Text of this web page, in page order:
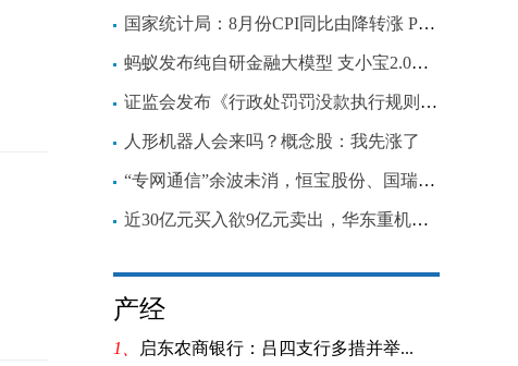
国家统计局：8月份CPI同比由降转涨 PPI同比降幅收窄
蚂蚁发布纯自研金融大模型 支小宝2.0、支小助即将上线
证监会发布《行政处罚罚没款执行规则》，将持续加大行政处罚执行力度
人形机器人会来吗？概念股：我先涨了
“专网通信”余波未消，恒宝股份、国瑞科技拟被证监会处罚
近30亿元买入欲9亿元卖出，华东重机告别工业母机又在光伏下重注
产经
1、
启东农商银行：吕四支行多措并举...